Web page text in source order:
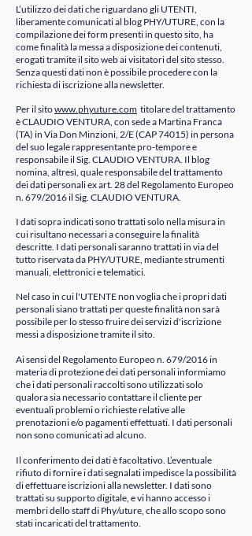
L’utilizzo dei dati che riguardano gli UTENTI,
liberamente comunicati al blog PHY/UTURE, con la
compilazione dei form presenti in questo sito, ha
come finalità la messa a disposizione dei contenuti,
erogati tramite il sito web ai visitatori del sito stesso.
Senza questi dati non è possibile procedere con la
richiesta di iscrizione alla newsletter.
Per il sitowww.phyuture.com titolare del trattamento
è CLAUDIO VENTURA, con sede a Martina Franca
(TA) in Via Don Minzioni, 2/E (CAP 74015) in persona
del suo legale rappresentante pro-tempore e
responsabile il Sig. CLAUDIO VENTURA. Il blog
nomina, altresì, quale responsabile del trattamento
dei dati personali ex art. 28 del Regolamento Europeo
n. 679/2016 il Sig. CLAUDIO VENTURA.
I dati sopra indicati sono trattati solo nella misura in
cui risultano necessari a conseguire la finalità
descritte. I dati personali saranno trattati in via del
tutto riservata da PHY/UTURE, mediante strumenti
manuali, elettronici e telematici.
Nel caso in cui l'UTENTE non voglia che i propri dati
personali siano trattati per queste finalità non sarà
possibile per lo stesso fruire dei servizi d'iscrizione
messi a disposizione tramite il sito.
Ai sensi del Regolamento Europeo n. 679/2016 in
materia di protezione dei dati personali informiamo
che i dati personali raccolti sono utilizzati solo
qualora sia necessario contattare il cliente per
eventuali problemi o richieste relative alle
prenotazioni e/o pagamenti effettuati. I dati personali
non sono comunicati ad alcuno.
Il conferimento dei dati è facoltativo. L’eventuale
rifiuto di fornire i dati segnalati impedisce la possibilità
di effettuare iscrizioni alla newsletter. I dati sono
trattati su supporto digitale, e vi hanno accesso i
membri dello staff di Phy/uture, che allo scopo sono
stati incaricati del trattamento.